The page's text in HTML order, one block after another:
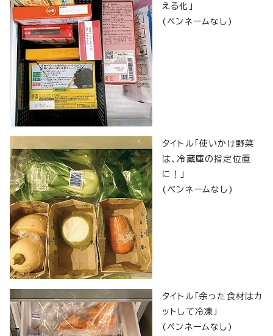
える化」
(ペンネームなし)
タイトル「使いかけ野菜
は、冷蔵庫の指定位置
に！」
(ぺンネームなし)
タイトル「余った食材はカ
ットして冷凍」
(ペンネームなし)